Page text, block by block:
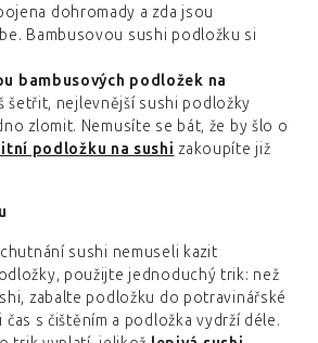
dohromady a zda jsou
Bambusovou sushi podložku si
bambusových podložek na
šetřit, nejlevnější sushi podložky
zlomit. Nemusíte se bát, že by šlo o
podložku na sushi zakoupíte již
sushi nemuseli kazit
použijte jednoduchý trik: než
zabalte podložku do potravinářské
s čištěním a podložka vydrží déle.